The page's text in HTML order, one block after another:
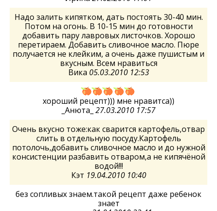
Надо залить кипятком, дать постоять 30-40 мин.
Потом на огонь. В 10-15 мин до готовности
добавить пару лавровых листочков. Хорошо
перетираем. Добавить сливочное масло. Пюре
получается не клейким, а очень даже пушистым и
вкусным. Всем нравиться
Вика 05.03.2010 12:53
хороший рецепт))) мне нравитса))
_Анюта_ 27.03.2010 17:57
Очень вкусно тоже:как сварится картофель,отвар
слить в отдельную посуду.Картофель
потолочь,добавить сливочное масло и до нужной
консистенции разбавить отваром,а не кипячёной
водой!!!
Кэт 19.04.2010 10:40
без сопливых знаем.такой рецепт даже ребенок
знает